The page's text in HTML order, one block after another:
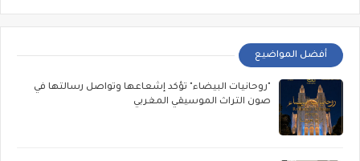
أفضل المواضيع
"روحانيات البيضاء" تؤكد إشعاعها وتواصل رسالتها في
صون التراث الموسيقي المغربي